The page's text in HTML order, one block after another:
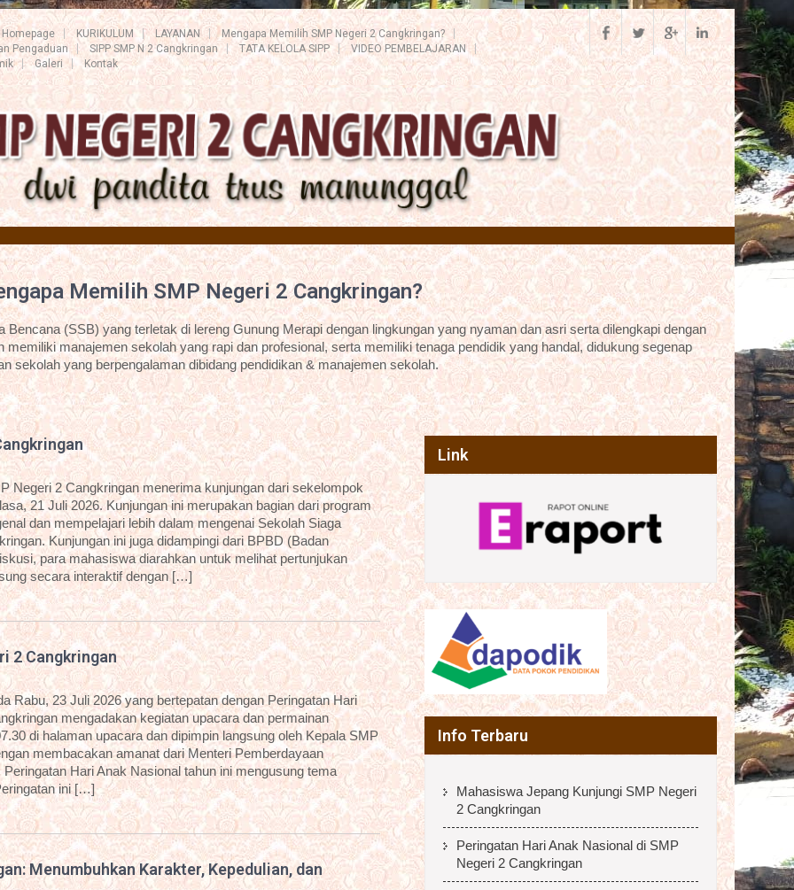
Homepage KURIKULUM LAYANAN
Mengapa Memilih SMP Negeri 2 Cangkringan?
Pengaduan SIPP SMP N 2 Cangkringan TATA KELOLA SIPP
VIDEO PEMBELAJARAN
Galeri Kontak
Memilih SMP Negeri 2 Cangkringan?
(SSB) yang terletak di lereng Gunung Merapi dengan lingkungan yang nyaman dan asri serta dilengkapi dengan
manajemen sekolah yang rapi dan profesional, serta memiliki tenaga pendidik yang handal, didukung segenap
sekolah yang berpengalaman dibidang pendidikan & manajemen sekolah.
Negeri 2 Cangkringan menerima kunjungan dari sekelompok
21 Juli 2026. Kunjungan ini merupakan bagian dari program
dan mempelajari lebih dalam mengenai Sekolah Siaga
Kunjungan ini juga didampingi dari BPBD (Badan
para mahasiswa diarahkan untuk melihat pertunjukan
secara interaktif dengan […]
2 Cangkringan
Rabu, 23 Juli 2026 yang bertepatan dengan Peringatan Hari
mengadakan kegiatan upacara dan permainan
di halaman upacara dan dipimpin langsung oleh Kepala SMP
membacakan amanat dari Menteri Pemberdayaan
Hari Anak Nasional tahun ini mengusung tema
ini […]
Menumbuhkan Karakter, Kepedulian, dan
Link
Info Terbaru
Mahasiswa Jepang Kunjungi SMP Negeri
2 Cangkringan
Peringatan Hari Anak Nasional di SMP
Negeri 2 Cangkringan